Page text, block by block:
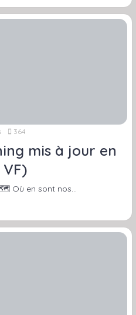
364
mis à jour en
🗺️ Où en sont nos…